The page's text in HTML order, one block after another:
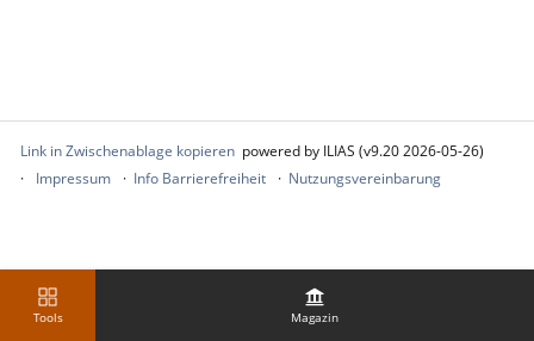
Tools Magazin
Link in Zwischenablage kopieren powered by ILIAS (v9.20 2026-05-26)
Impressum
Info Barrierefreiheit Nutzungsvereinbarung